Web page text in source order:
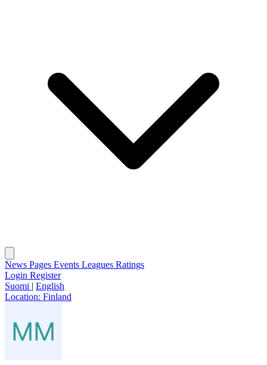
News Pages Events Leagues Ratings
Login Register
Suomi | English
Location: Finland